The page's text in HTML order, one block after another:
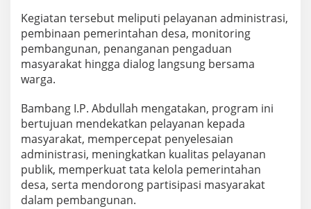
Kegiatan tersebut meliputi pelayanan administrasi,
pembinaan pemerintahan desa, monitoring
pembangunan, penanganan pengaduan
masyarakat hingga dialog langsung bersama
warga.
Bambang I.P. Abdullah mengatakan, program ini
bertujuan mendekatkan pelayanan kepada
masyarakat, mempercepat penyelesaian
administrasi, meningkatkan kualitas pelayanan
publik, memperkuat tata kelola pemerintahan
desa, serta mendorong partisipasi masyarakat
dalam pembangunan.